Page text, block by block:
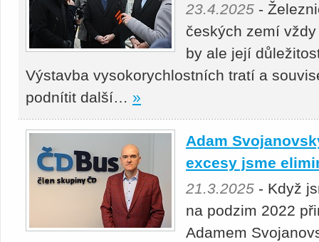
23.4.2025 -
českých zemí
by ale její
Výstavba vysokorychlostních tratí a
podnítit další… »
Adam
excesy jsme
21.3.2025 - Když
na podzim 2022
Adamem